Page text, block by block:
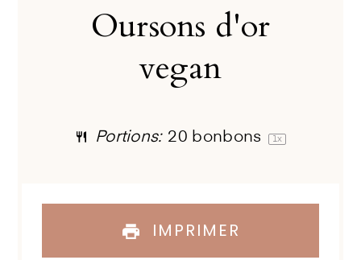
Oursons d'or
vegan
Portions: 20 bonbons 1x
IMPRIMER